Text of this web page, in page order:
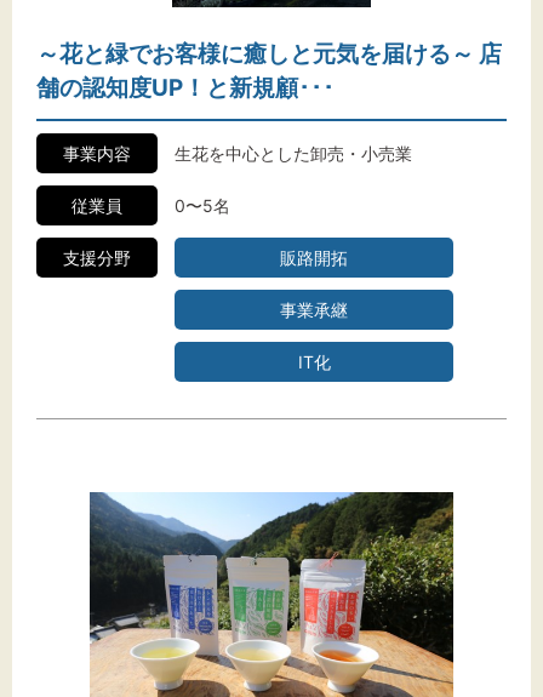
～花と緑でお客様に癒しと元気を届ける～ 店
舗の認知度UP！と新規顧･･･
事業内容 生花を中心とした卸売・小売業
従業員 0〜5名
支援分野 販路開拓
事業承継
IT化